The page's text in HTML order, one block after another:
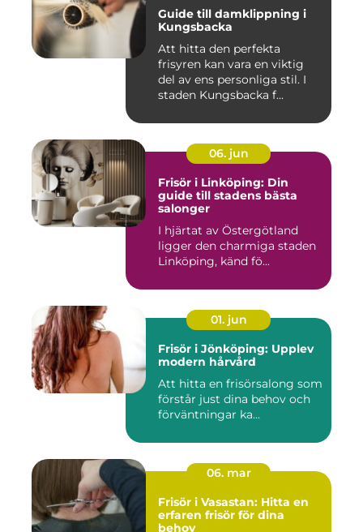
Guide till damklippning i
Kungsbacka
Att hitta den perfekta
frisyren kan vara en viktig
del av ens personliga stil. I
staden Kungsbacka f...
06. jun
Frisör i Linköping: Din
guide till stadens bästa
salonger
I hjärtat av Östergötland
ligger den charmiga staden
Linköping, känd fö...
01. jun
Frisör i Jönköping: Upplev
modern hårvård
Att hitta en frisörsalong som
förstår just dina behov och
förväntningar ka...
06. mar
Frisör i Vasastan: Hitta en
erfaren frisör för dina
behov